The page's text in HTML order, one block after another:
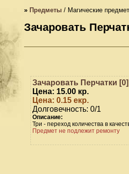
» Предметы / Магические
Зачаровать
Зачаровать Перчатки [0]
Цена: 15.00 кр.
Цена: 0.15 екр.
Долговечность: 0/1
Описание:
Три - переход количества в
Предмет не подлежит ремонту